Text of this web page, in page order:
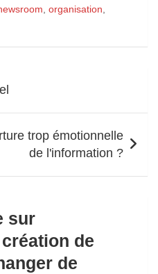
, organisation,
trop émotionnelle
de l'information ?
sur
de
de